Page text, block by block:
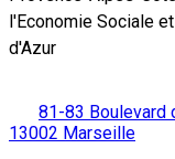
l'Economie Sociale
d'Azur
81-83 Boulevard
13002 Marseille